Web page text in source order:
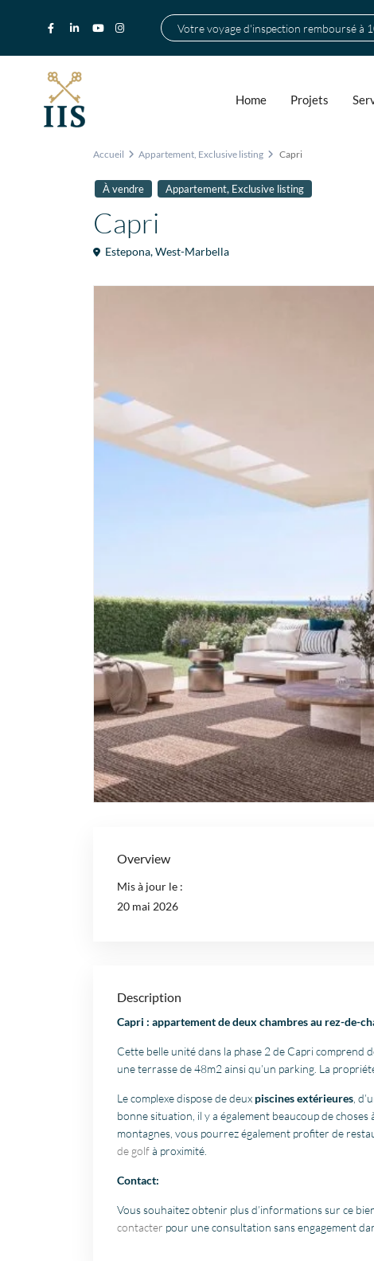
Votre voyage d'inspection remboursé à
Home Projets
Accueil Appartement, Exclusive listing Capri
À vendre Appartement, Exclusive listing
Capri
Estepona,West-Marbella
Overview
Mis à jour le :
20 mai 2026
Description
Capri : appartement de deux chambres au rez-de-
Cette belle unité dans la phase 2 de Capri comprend
une terrasse de 48m2 ainsi qu’un parking. La
Le complexe dispose de deux piscines extérieures ,
bonne situation, il y a également beaucoup de
montagnes, vous pourrez également profiter de
de golfà proximité.
Contact:
Vous souhaitez obtenir plus d’informations sur ce
contacter pour une consultation sans engagement